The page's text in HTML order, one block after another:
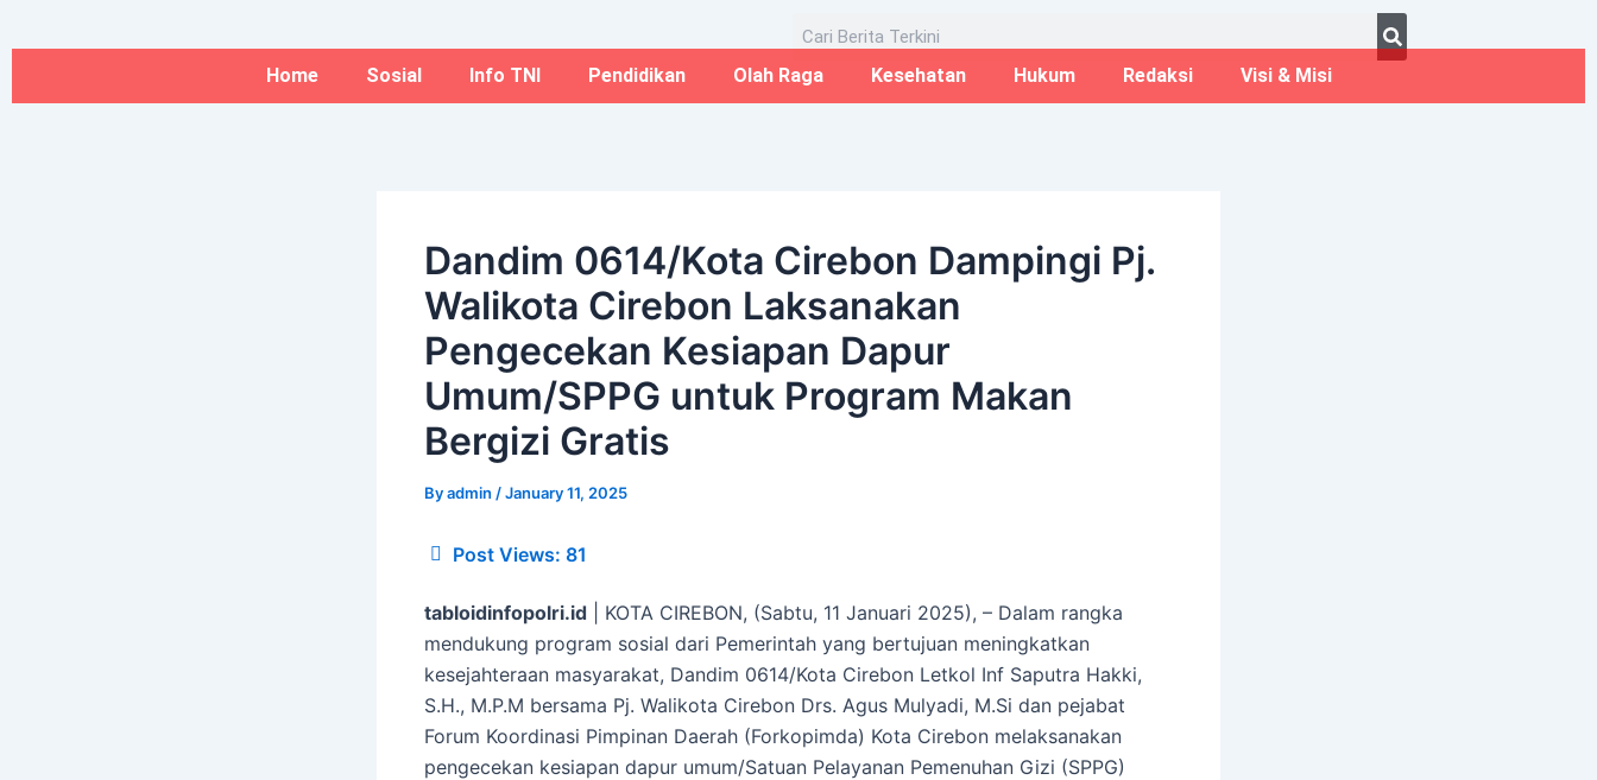
to
Home Sosial Info TNI Pendidikan Olah Raga Kesehatan Hukum Redaksi Visi & Misi
Dandim 0614/Kota Cirebon Dampingi Pj.
Walikota Cirebon Laksanakan
Pengecekan Kesiapan Dapur
Umum/SPPG untuk Program Makan
Bergizi Gratis
Byadmin /January 11, 2025
Post Views: 81
tabloidinfopolri.id | KOTA CIREBON, (Sabtu, 11 Januari 2025), – Dalam rangka
mendukung program sosial dari Pemerintah yang bertujuan meningkatkan
kesejahteraan masyarakat, Dandim 0614/Kota Cirebon Letkol Inf Saputra Hakki,
S.H., M.P.M bersama Pj. Walikota Cirebon Drs. Agus Mulyadi, M.Si dan pejabat
Forum Koordinasi Pimpinan Daerah (Forkopimda) Kota Cirebon melaksanakan
pengecekan kesiapan dapur umum/Satuan Pelayanan Pemenuhan Gizi (SPPG)